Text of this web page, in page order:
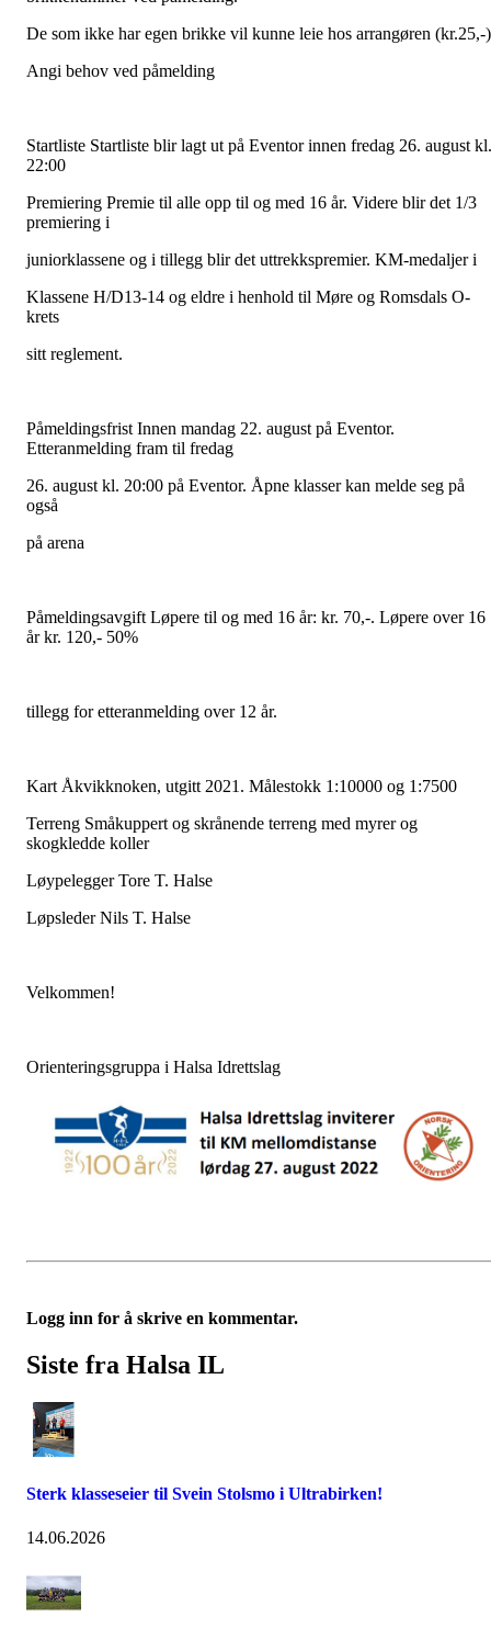
De som ikke har egen brikke vil kunne leie hos arrangøren (kr.25,-)
Angi behov ved påmelding
Startliste Startliste blir lagt ut på Eventor innen fredag 26. august kl.
22:00
Premiering Premie til alle opp til og med 16 år. Videre blir det 1/3
premiering i
juniorklassene og i tillegg blir det uttrekkspremier. KM-medaljer i
Klassene H/D13-14 og eldre i henhold til Møre og Romsdals O-
krets
sitt reglement.
Påmeldingsfrist Innen mandag 22. august på Eventor.
Etteranmelding fram til fredag
26. august kl. 20:00 på Eventor. Åpne klasser kan melde seg på
også
på arena
Påmeldingsavgift Løpere til og med 16 år: kr. 70,-. Løpere over 16
år kr. 120,- 50%
tillegg for etteranmelding over 12 år.
Kart Åkvikknoken, utgitt 2021. Målestokk 1:10000 og 1:7500
Terreng Småkuppert og skrånende terreng med myrer og
skogkledde koller
Løypelegger Tore T. Halse
Løpsleder Nils T. Halse
Velkommen!
Orienteringsgruppa i Halsa Idrettslag
Logg inn for å skrive en kommentar.
Siste fra Halsa IL
Sterk klasseseier til Svein Stolsmo i Ultrabirken!
14.06.2026